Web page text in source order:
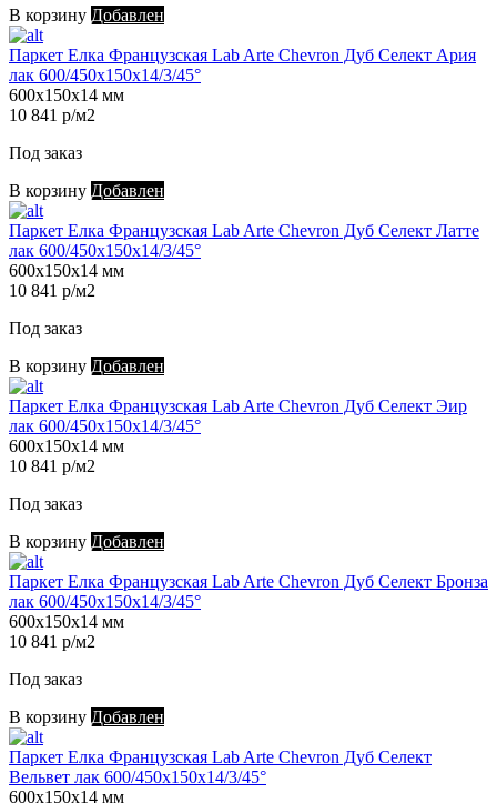
В корзину Добавлен
Паркет Елка Французская Lab Arte Chevron Дуб Селект Ария
лак 600/450х150х14/3/45°
600х150х14 мм
10 841 р/м2
Под заказ
В корзину Добавлен
Паркет Елка Французская Lab Arte Chevron Дуб Селект Латте
лак 600/450х150х14/3/45°
600х150х14 мм
10 841 р/м2
Под заказ
В корзину Добавлен
Паркет Елка Французская Lab Arte Chevron Дуб Селект Эир
лак 600/450х150х14/3/45°
600х150х14 мм
10 841 р/м2
Под заказ
В корзину Добавлен
Паркет Елка Французская Lab Arte Chevron Дуб Селект Бронза
лак 600/450х150х14/3/45°
600х150х14 мм
10 841 р/м2
Под заказ
В корзину Добавлен
Паркет Елка Французская Lab Arte Chevron Дуб Селект
Вельвет лак 600/450х150х14/3/45°
600х150х14 мм